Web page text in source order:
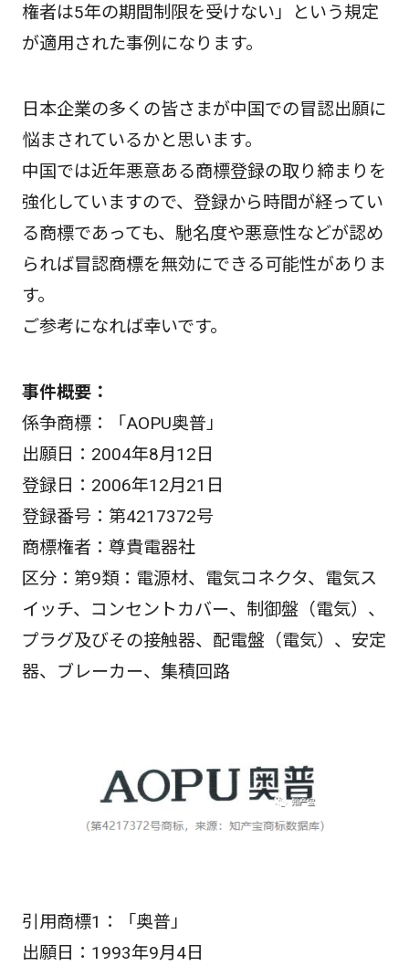
権者は5年の期間制限を受けない」という規定
が適用された事例になります。
日本企業の多くの皆さまが中国での冒認出願に
悩まされているかと思います。
中国では近年悪意ある商標登録の取り締まりを
強化していますので、登録から時間が経ってい
る商標であっても、馳名度や悪意性などが認め
られば冒認商標を無効にできる可能性がありま
す。
ご参考になれば幸いです。
事件概要：
係争商標：「AOPU奥普」
出願日：2004年8月12日
登録日：2006年12月21日
登録番号：第4217372号
商標権者：尊貴電器社
区分：第9類：電源材、電気コネクタ、電気ス
イッチ、コンセントカバー、制御盤（電気）、
プラグ及びその接触器、配電盤（電気）、安定
器、ブレーカー、集積回路
引用商標1：「奥普」
出願日：1993年9月4日